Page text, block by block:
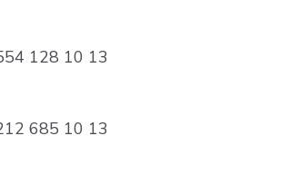
128 10 13
685 10 13